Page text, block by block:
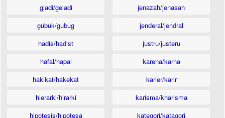
gladi/geladi
gubuk/gubug
hadis/hadist
hafal/hapal
hakikat/hakekat
hierarki/hirarki
hipotesis/hipotesa
jenazah/jenasah
jenderal/jendral
justru/justeru
karena/karna
karier/karir
karisma/kharisma
kategori/katagori